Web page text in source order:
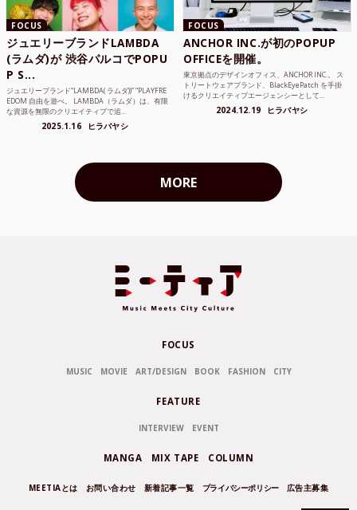
FOCUS
ジュエリーブランドLAMBDA
(ラムダ)が 渋谷パルコでPOPU
P S...
ジュエリーブランド“LAMBDA( ラムダ))” “PLAYFRE
EDOM 自由を遊べ。 LAMBDA（ラムダ）は、有限
な資源を無限のクリエイティブで追...
2025.1.16 ヒラバヤシ
FOCUS
ANCHOR INC.が初のPOPUP
OFFICEを開催。
東京拠点のデザインオフィス、ANCHOR INC.。 ス
トリートウェアブランド、BlackEyePatch を手掛
けるクリエイティブエージェンシーとして...
2024.12.19 ヒラバヤシ
MORE
FOCUS
MUSIC MOVIE ART/DESIGN BOOK FASHION CITY
FEATURE
INTERVIEW EVENT
MANGA MIX TAPE COLUMN
MEETIAとは お問い合わせ 新着記事一覧 プライバシーポリシー 広告主募集